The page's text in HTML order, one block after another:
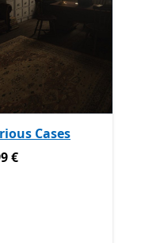
Cases
€
€